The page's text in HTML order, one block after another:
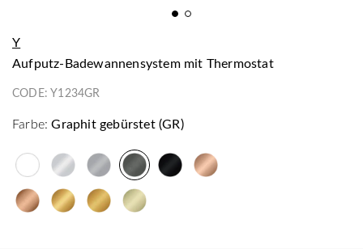
Y
Aufputz-Badewannensystem mit Thermostat
CODE:Y1234GR
Farbe: Graphit gebürstet (GR)